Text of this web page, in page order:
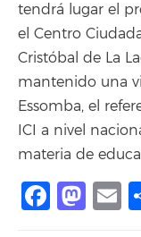
tendrá lugar el
el Centro
Cristóbal de La
mantenido una
Essomba, el
ICI a nivel
materia de